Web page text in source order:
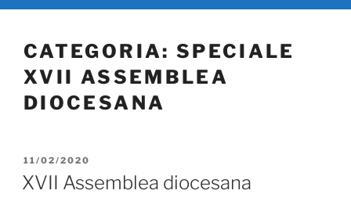
CATEGORIA: SPECIALE
XVII ASSEMBLEA
DIOCESANA
PUBBLICATO
IL
11/02/2020
XVII Assemblea diocesana